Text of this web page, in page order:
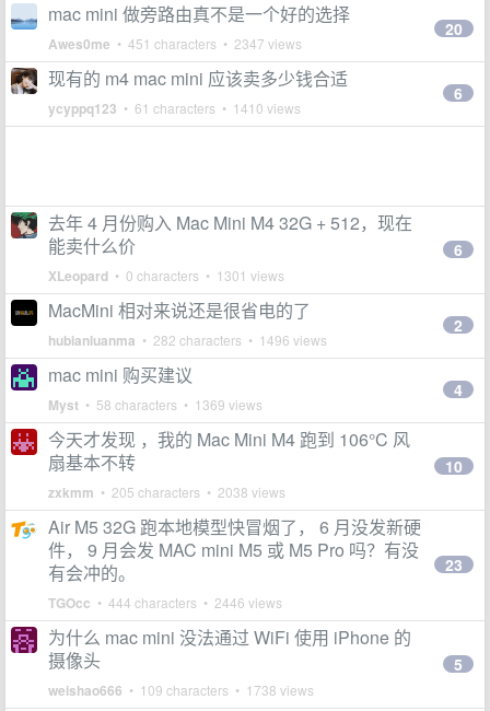
mac mini 做旁路由真不是一个好的选择
Awes0me • 451 characters • 2347 views
20
现有的 m4 mac mini 应该卖多少钱合适
ycyppq123 • 61 characters • 1410 views
6
去年 4 月份购入 Mac Mini M4 32G + 512，现在
能卖什么价
XLeopard • 0 characters • 1301 views
6
MacMini 相对来说还是很省电的了
hubianluanma • 282 characters • 1496 views
2
mac mini 购买建议
Myst • 58 characters • 1369 views
4
今天才发现 ，我的 Mac Mini M4 跑到 106°C 风
扇基本不转
zxkmm • 205 characters • 2038 views
10
Air M5 32G 跑本地模型快冒烟了， 6 月没发新硬
件， 9 月会发 MAC mini M5 或 M5 Pro 吗？有没
有会冲的。
TGOcc • 444 characters • 2446 views
23
为什么 mac mini 没法通过 WiFi 使用 iPhone 的
摄像头
weishao666 • 109 characters • 1738 views
5